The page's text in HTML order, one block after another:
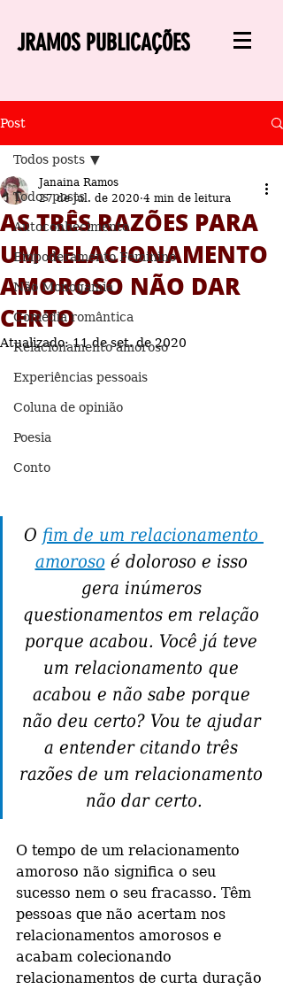
JRAMOS PUBLICAÇÕES
Post
Todos posts
Autoconhecimento
Empoderamento Feminino
Não Monogamia
Comédia romântica
Relacionamento amoroso
Experiências pessoais
Coluna de opinião
Poesia
Conto
Todos posts
AS TRÊS RAZÕES PARA
UM RELACIONAMENTO
AMOROSO NÃO DAR
CERTO
Janaina Ramos
27 de jul. de 2020 4 min de leitura
Atualizado:11 de set. de 2020
O fim de um relacionamento
amoroso é doloroso e isso
gera inúmeros
questionamentos em relação
porque acabou. Você já teve
um relacionamento que
acabou e não sabe porque
não deu certo? Vou te ajudar
a entender citando três
razões de um relacionamento
não dar certo.
O tempo de um relacionamento
amoroso não significa o seu
sucesso nem o seu fracasso. Têm
pessoas que não acertam nos
relacionamentos amorosos e
acabam colecionando
relacionamentos de curta duração